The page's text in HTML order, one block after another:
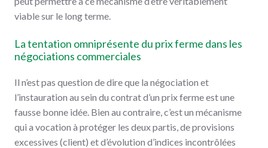
viable sur le long terme.
La tentation omniprésente du prix ferme dans les
négociations commerciales
Il n’est pas question de dire que la négociation et
l’instauration au sein du contrat d’un prix ferme est une
fausse bonne idée. Bien au contraire, c’est un mécanisme
qui a vocation à protéger les deux partis, de provisions
excessives (client) et d’évolution d’indices incontrôlées